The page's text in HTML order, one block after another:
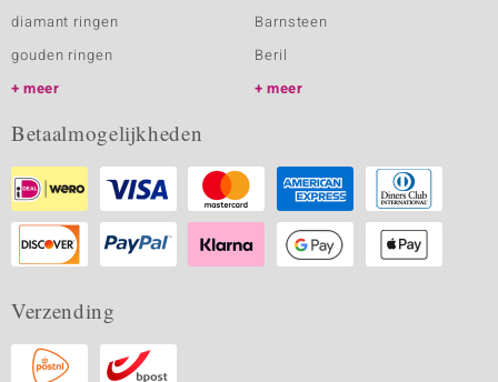
diamant ringen
gouden ringen
meer
Barnsteen
Beril
meer
Betaalmogelijkheden
Verzending